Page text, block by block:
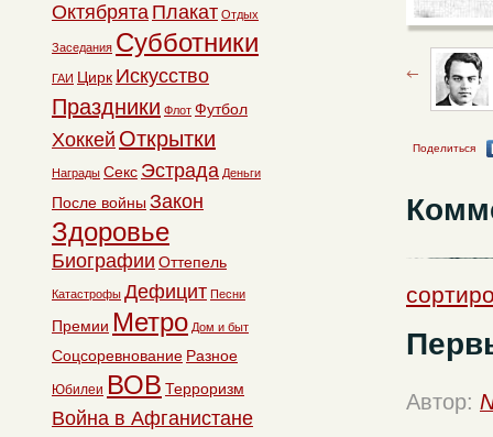
Поделиться
Автор:
Октябрята Плакат Отдых
Заседания Субботники
ГАИ Цирк Искусство
Праздники Флот Футбол
Хоккей Открытки
Награды Секс Эстрада Деньги
После войны Закон
Здоровье
Биографии Оттепель
Катастрофы Дефицит Песни
Премии Метро Дом и быт
Соцсоревнование Разное
Юбилеи ВОВ Терроризм
Война в Афганистане